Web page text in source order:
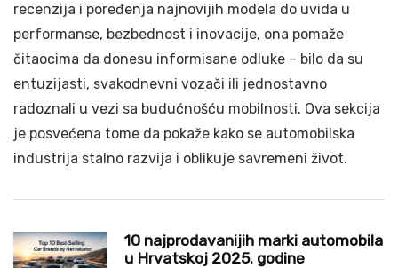
recenzija i poređenja najnovijih modela do uvida u
performanse, bezbednost i inovacije, ona pomaže
čitaocima da donesu informisane odluke – bilo da su
entuzijasti, svakodnevni vozači ili jednostavno
radoznali u vezi sa budućnošću mobilnosti. Ova sekcija
je posvećena tome da pokaže kako se automobilska
industrija stalno razvija i oblikuje savremeni život.
10 najprodavanijih marki automobila
u Hrvatskoj 2025. godine